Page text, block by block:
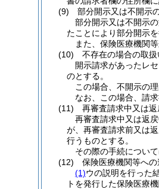
(9)
部分開示又は不開示
部分開示又は不開示
たことにより部分開示
また、保険医療機関
(10)
不存在の場合の取扱
開示請求があったレ
のとする。
この場合、不開示の
なお、この場合、請
(11)
再審査請求中又は
再審査請求中又は返
が、再審査請求前又は
行うものとする。
その際の手続について
(12)
保険医療機関等への
(1)ウの説明を行った
トを発行した保険医療